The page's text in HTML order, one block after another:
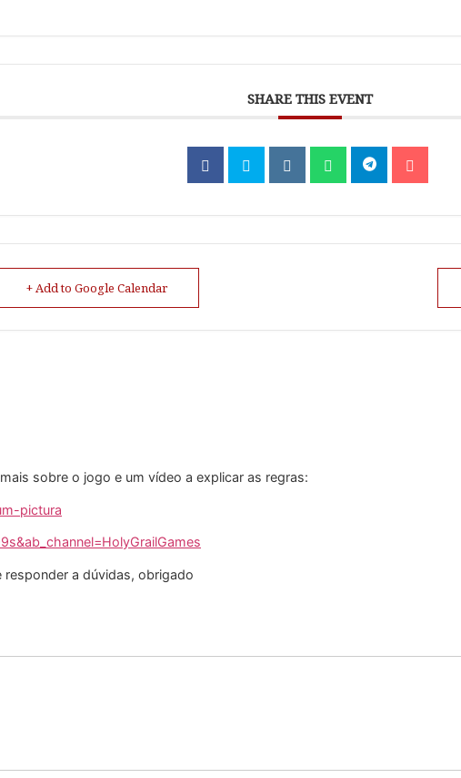
SHARE THIS EVENT
+ Add to Google Calendar
sobre o jogo e um vídeo a explicar as regras:
pictura
responder a dúvidas, obrigado